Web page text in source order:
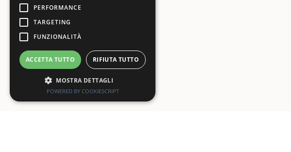
PERFORMANCE
TARGETING
FUNZIONALITÀ
ACCETTA TUTTO RIFIUTA TUTTO
MOSTRA DETTAGLI
POWERED BY COOKIESCRIPT